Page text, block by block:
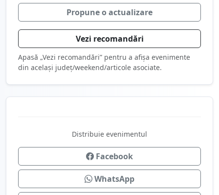
Propune o actualizare
Vezi recomandări
Apasă „Vezi recomandări” pentru a afișa evenimente
din același județ/weekend/articole asociate.
Distribuie evenimentul
Facebook
WhatsApp